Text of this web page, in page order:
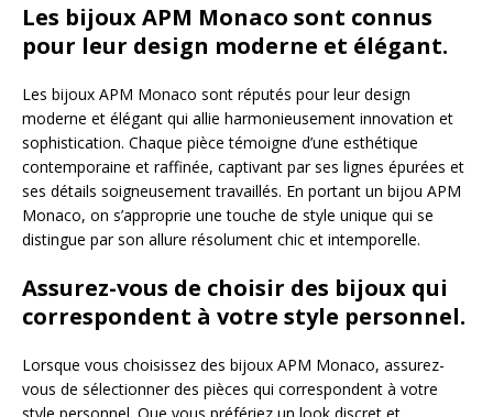
Les bijoux APM Monaco sont connus
pour leur design moderne et élégant.
Les bijoux APM Monaco sont réputés pour leur design
moderne et élégant qui allie harmonieusement innovation et
sophistication. Chaque pièce témoigne d’une esthétique
contemporaine et raffinée, captivant par ses lignes épurées et
ses détails soigneusement travaillés. En portant un bijou APM
Monaco, on s’approprie une touche de style unique qui se
distingue par son allure résolument chic et intemporelle.
Assurez-vous de choisir des bijoux qui
correspondent à votre style personnel.
Lorsque vous choisissez des bijoux APM Monaco, assurez-
vous de sélectionner des pièces qui correspondent à votre